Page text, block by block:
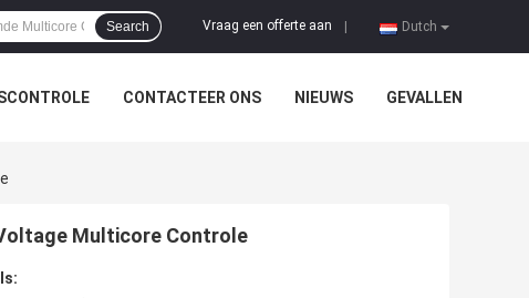
Dutch
Vraag een offerte aan
Search
CONTACTEER ONS NIEUWS GEVALLEN
Voltage Multicore Controle